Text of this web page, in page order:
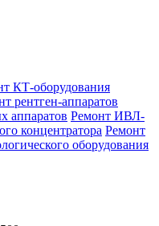
КТ-оборудования
рентген-аппаратов
аппаратов Ремонт ИВЛ-
концентратора Ремонт
оборудования